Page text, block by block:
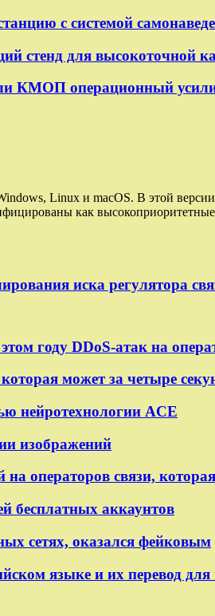
с системой
стенд для высокоточной
КМОП операционный
Windows, Linux и macOS. В этой
как
иска регулятора
году DDoS-атак на
может за четыре
нейротехнологии ACE
изображений
операторов связи,
бесплатных аккаунтов
сетях, оказался фейковым
языке и их перевод для